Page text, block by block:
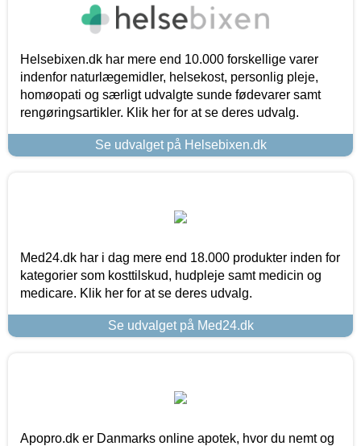
Helsebixen.dk har mere end 10.000 forskellige varer
indenfor naturlægemidler, helsekost, personlig pleje,
homøopati og særligt udvalgte sunde fødevarer samt
rengøringsartikler. Klik her for at se deres udvalg.
Se udvalget på Helsebixen.dk
Med24.dk har i dag mere end 18.000 produkter inden for
kategorier som kosttilskud, hudpleje samt medicin og
medicare. Klik her for at se deres udvalg.
Se udvalget på Med24.dk
Apopro.dk er Danmarks online apotek, hvor du nemt og